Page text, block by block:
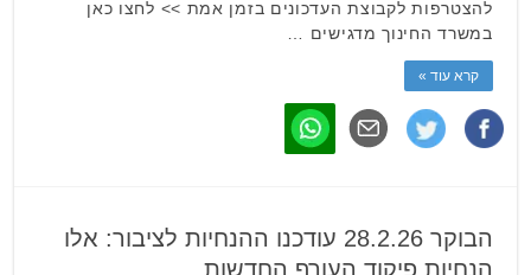
להצטרפות לקבוצת העדכונים בזמן אמת >> לחצו כאן
במשרד החינוך מדגישים …
קרא עוד »
הבוקר 28.2.26 עודכנו ההנחיות לציבור: אלו
הנחיות פיקוד העורף החדשות